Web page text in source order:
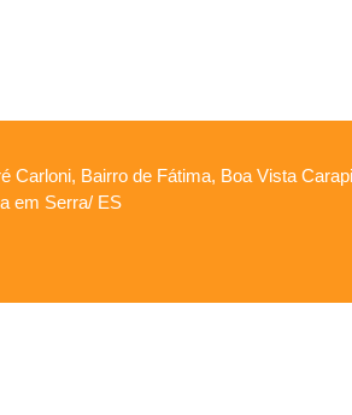
Bairro de Fátima, Boa Vista
em Serra/ ES